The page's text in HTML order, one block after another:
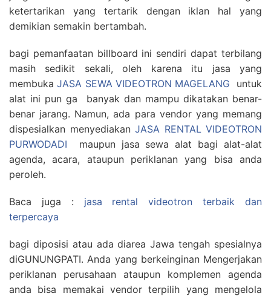
ketertarikan yang tertarik dengan iklan hal yang
demikian semakin bertambah.
bagi pemanfaatan billboard ini sendiri dapat terbilang
masih sedikit sekali, oleh karena itu jasa yang
membukaJASA SEWA VIDEOTRON MAGELANG untuk
alat ini pun ga banyak dan mampu dikatakan benar-
benar jarang. Namun, ada para vendor yang memang
dispesialkan menyediakan JASA RENTAL VIDEOTRON
PURWODADI maupun jasa sewa alat bagi alat-alat
agenda, acara, ataupun periklanan yang bisa anda
peroleh.
Baca juga : jasa rental videotron terbaik dan
terpercaya
bagi diposisi atau ada diarea Jawa tengah spesialnya
diGUNUNGPATI. Anda yang berkeinginan Mengerjakan
periklanan perusahaan ataupun komplemen agenda
anda bisa memakai vendor terpilih yang mengelola